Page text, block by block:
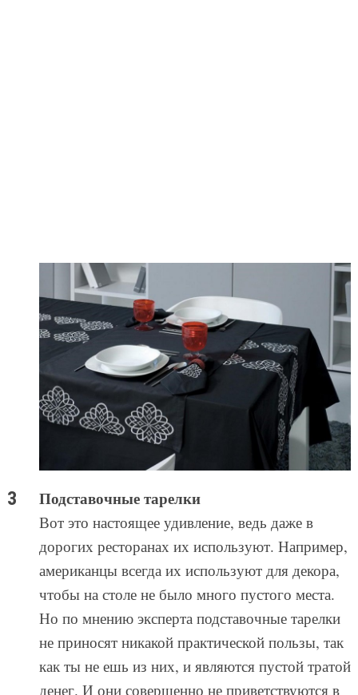
Подставочные тарелки
Вот это настоящее удивление, ведь даже в
дорогих ресторанах их используют. Например,
американцы всегда их используют для декора,
чтобы на столе не было много пустого места.
Но по мнению эксперта подставочные тарелки
не приносят никакой практической пользы, так
как ты не ешь из них, и являются пустой тратой
денег. И они совершенно не приветствуются в